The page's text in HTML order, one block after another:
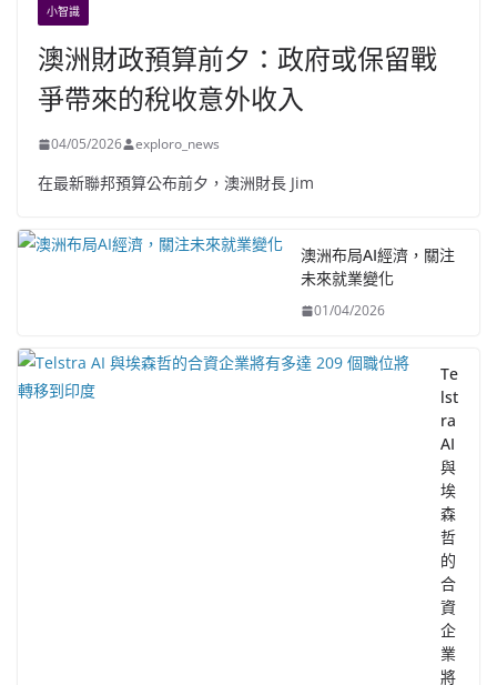
小智識
澳洲財政預算前夕：政府或保留戰
爭帶來的稅收意外收入
04/05/2026 exploro_news
在最新聯邦預算公布前夕，澳洲財長 Jim
澳洲布局AI經濟，關注
未來就業變化
01/04/2026
Te
lst
ra
AI
與
埃
森
哲
的
合
資
企
業
將